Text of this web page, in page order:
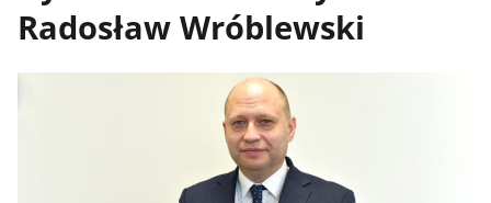
Radosław Wróblewski